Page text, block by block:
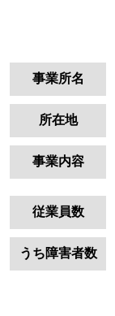
事業所名
所在地
事業内容
従業員数
うち障害者数